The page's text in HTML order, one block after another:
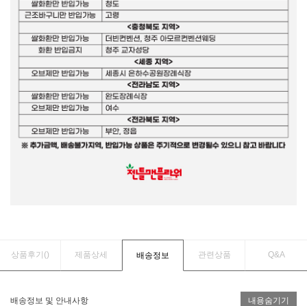
상품후기() 제품상세 배송정보 관련상품 Q&A
배송정보 및 안내사항 내용숨기기